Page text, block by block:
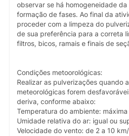
observar se há homogeneidade
formação de fases. Ao final da
proceder com a limpeza do
de sua preferência para a correta
filtros, bicos, ramais e finais de
Condições metoorológicas:
Realizar as pulverizações quando
meteorológicas forem
deriva, conforme abaixo:
Temperatura do ambiente: máxima
Umidade relativa do ar: igual ou
Velocidade do vento: de 2 a 10